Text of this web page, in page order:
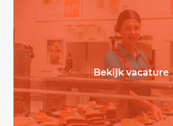
Bekijk vacature